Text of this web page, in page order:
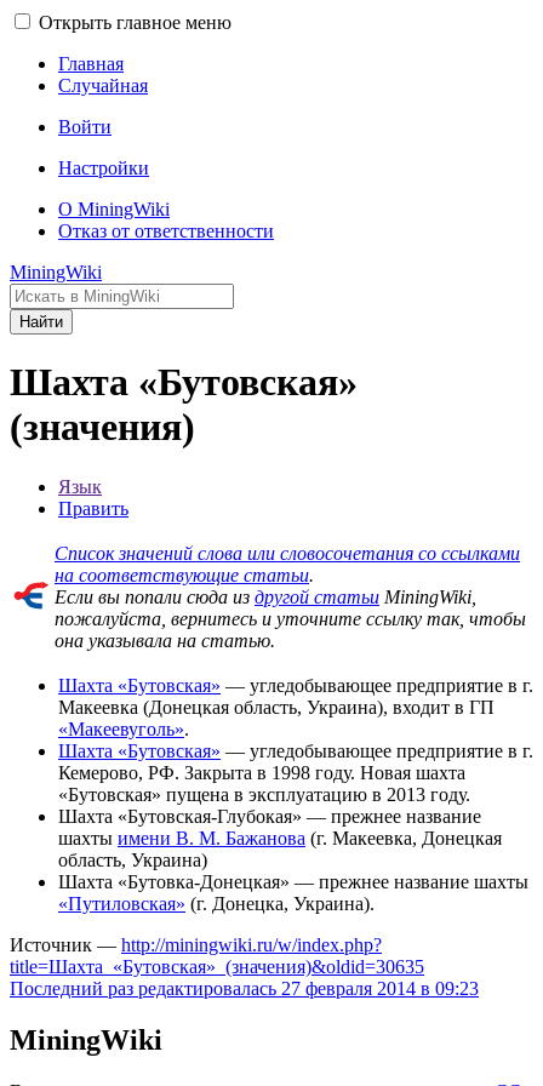
Открыть главное меню
Главная
Случайная
Войти
Настройки
О MiningWiki
Отказ от ответственности
MiningWiki
Найти
Шахта «Бутовская»
(значения)
Язык
Править
Cписок значений слова или словосочетания со ссылками
на соответствующие статьи.
Если вы попали сюда из другой статьи MiningWiki,
пожалуйста, вернитесь и уточните ссылку так, чтобы
она указывала на статью.
Шахта «Бутовская» — угледобывающее предприятие в г.
Макеевка (Донецкая область, Украина), входит в ГП
«Макеевуголь».
Шахта «Бутовская» — угледобывающее предприятие в г.
Кемерово, РФ. Закрыта в 1998 году. Новая шахта
«Бутовская» пущена в эксплуатацию в 2013 году.
Шахта «Бутовская-Глубокая» — прежнее название
шахты имени В. М. Бажанова (г. Макеевка, Донецкая
область, Украина)
Шахта «Бутовка-Донецкая» — прежнее название шахты
«Путиловская» (г. Донецка, Украина).
Источник — http://miningwiki.ru/w/index.php?
title=Шахта_«Бутовская»_(значения)&oldid=30635
Последний раз редактировалась 27 февраля 2014 в 09:23
MiningWiki